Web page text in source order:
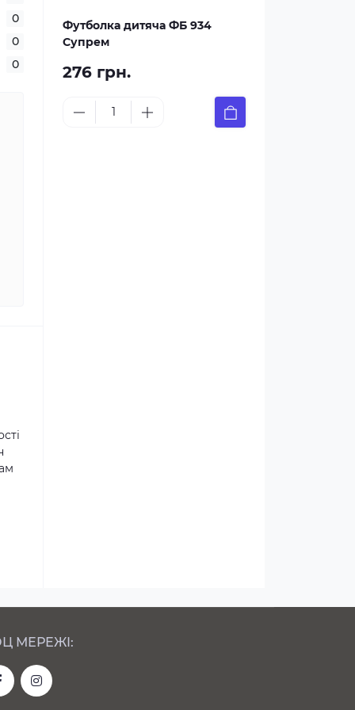
0
0
0
Футболка дитяча ФБ 934
Супрем
276 грн.
МЕРЕЖІ: